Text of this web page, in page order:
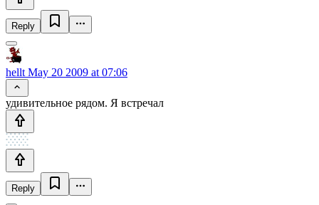
Reply
hellt May 20 2009 at 07:06
удивительное рядом. Я встречал
Reply